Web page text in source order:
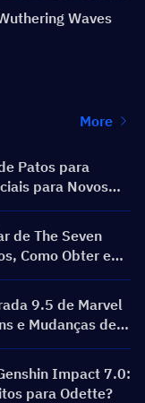
Waves
More
Patos para
para Novos
de The Seven
Como Obter e
9.5 de Marvel
e Mudanças de
Impact 7.0:
para Odette?